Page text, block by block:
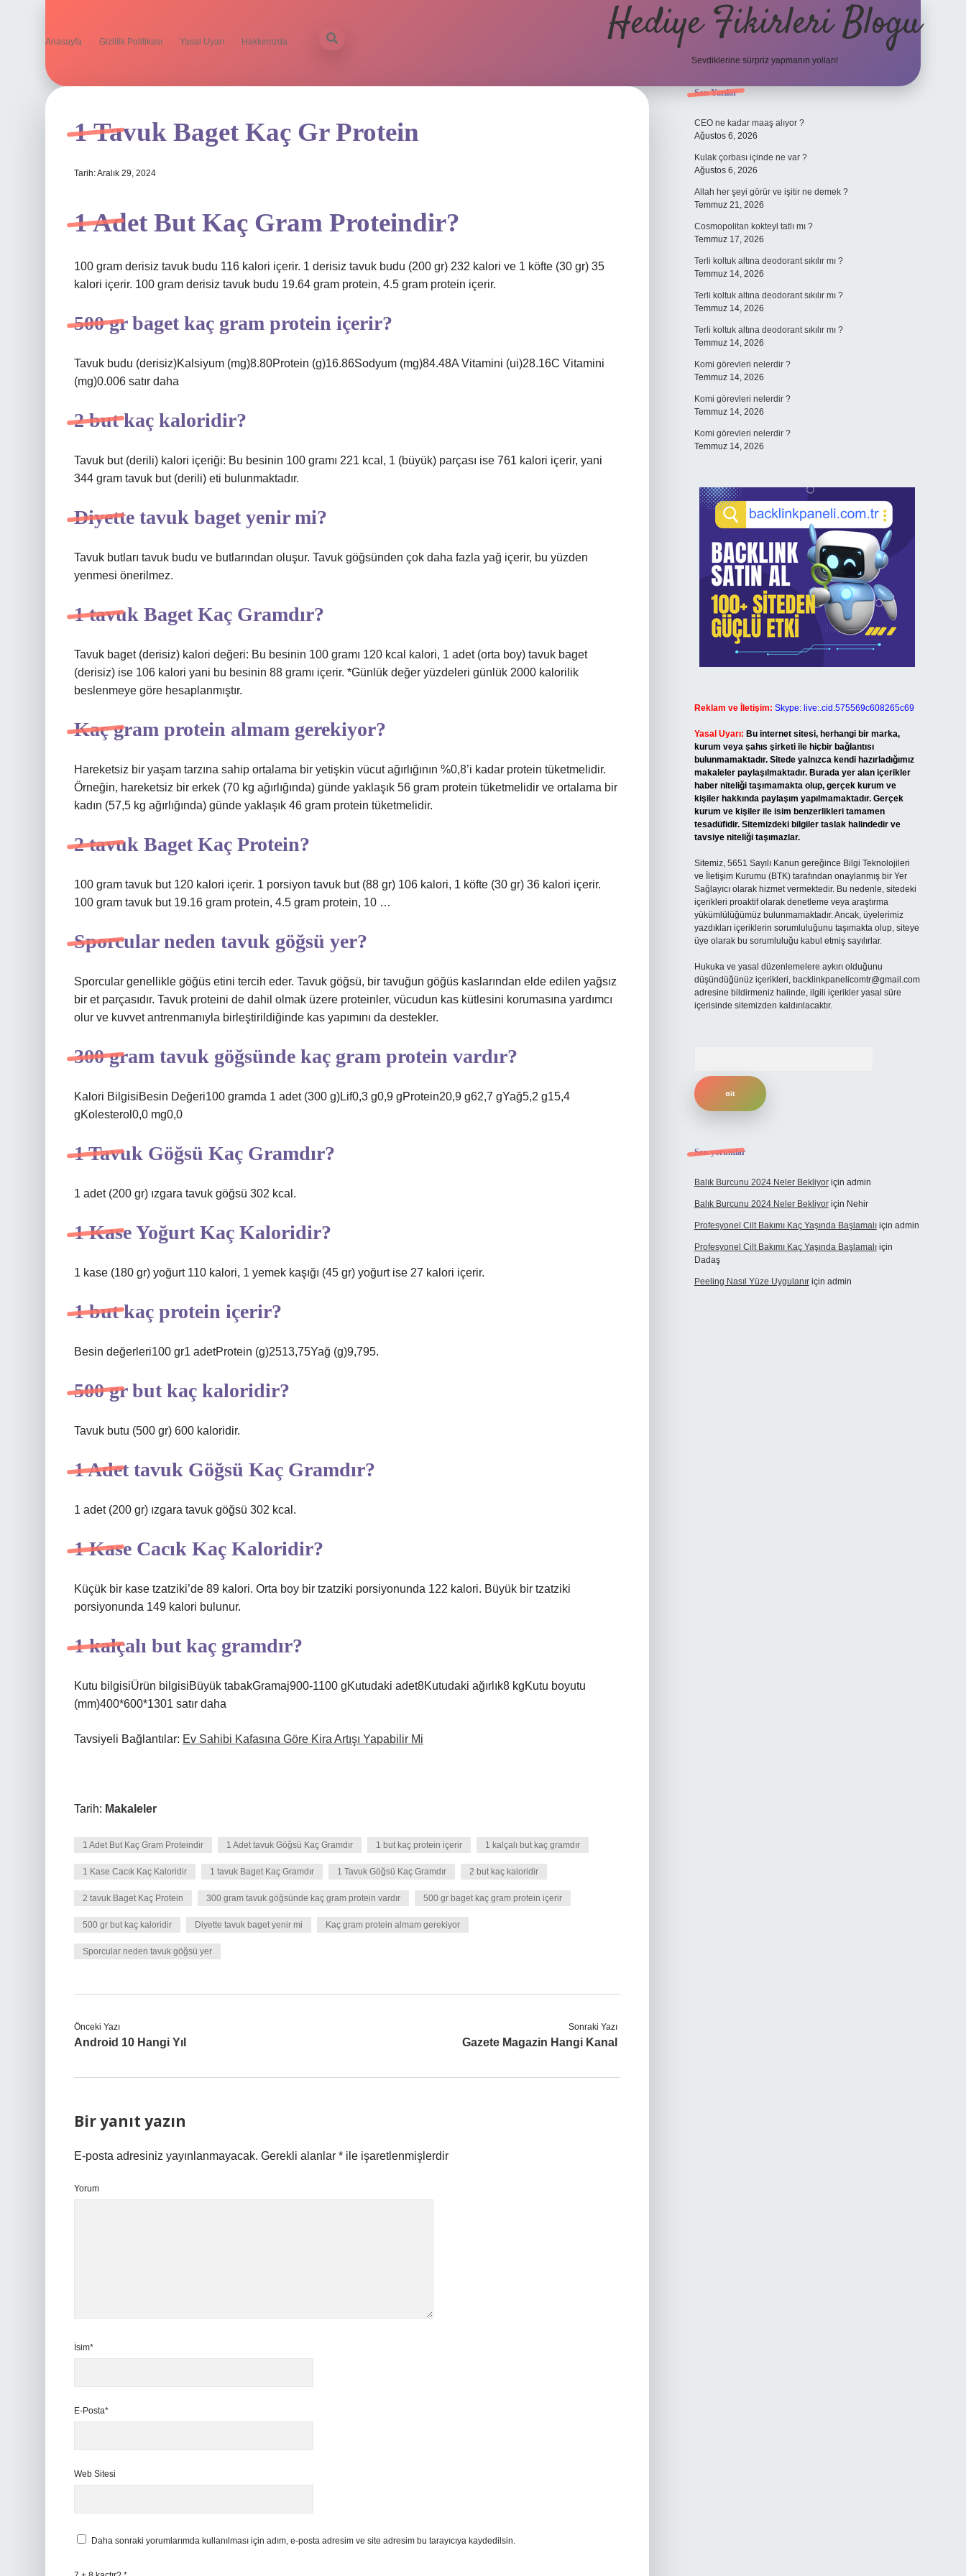
Anasayfa Gizlilik Politikası Yasal Uyarı Hakkımızda Hediye Fikirleri Blogu
Sevdiklerine sürpriz yapmanın yolları!
1 Tavuk Baget Kaç Gr Protein
Tarih: Aralık 29, 2024
1 Adet But Kaç Gram Proteindir?
100 gram derisiz tavuk budu 116 kalori içerir. 1 derisiz tavuk budu (200 gr) 232 kalori ve 1 köfte (30 gr) 35
kalori içerir. 100 gram derisiz tavuk budu 19.64 gram protein, 4.5 gram protein içerir.
500 gr baget kaç gram protein içerir?
Tavuk budu (derisiz)Kalsiyum (mg)8.80Protein (g)16.86Sodyum (mg)84.48A Vitamini (ui)28.16C Vitamini
(mg)0.006 satır daha
2 but kaç kaloridir?
Tavuk but (derili) kalori içeriği: Bu besinin 100 gramı 221 kcal, 1 (büyük) parçası ise 761 kalori içerir, yani
344 gram tavuk but (derili) eti bulunmaktadır.
Diyette tavuk baget yenir mi?
Tavuk butları tavuk budu ve butlarından oluşur. Tavuk göğsünden çok daha fazla yağ içerir, bu yüzden
yenmesi önerilmez.
1 tavuk Baget Kaç Gramdır?
Tavuk baget (derisiz) kalori değeri: Bu besinin 100 gramı 120 kcal kalori, 1 adet (orta boy) tavuk baget
(derisiz) ise 106 kalori yani bu besinin 88 gramı içerir. *Günlük değer yüzdeleri günlük 2000 kalorilik
beslenmeye göre hesaplanmıştır.
Kaç gram protein almam gerekiyor?
Hareketsiz bir yaşam tarzına sahip ortalama bir yetişkin vücut ağırlığının %0,8’i kadar protein tüketmelidir.
Örneğin, hareketsiz bir erkek (70 kg ağırlığında) günde yaklaşık 56 gram protein tüketmelidir ve ortalama bir
kadın (57,5 kg ağırlığında) günde yaklaşık 46 gram protein tüketmelidir.
2 tavuk Baget Kaç Protein?
100 gram tavuk but 120 kalori içerir. 1 porsiyon tavuk but (88 gr) 106 kalori, 1 köfte (30 gr) 36 kalori içerir.
100 gram tavuk but 19.16 gram protein, 4.5 gram protein, 10 …
Sporcular neden tavuk göğsü yer?
Sporcular genellikle göğüs etini tercih eder. Tavuk göğsü, bir tavuğun göğüs kaslarından elde edilen yağsız
bir et parçasıdır. Tavuk proteini de dahil olmak üzere proteinler, vücudun kas kütlesini korumasına yardımcı
olur ve kuvvet antrenmanıyla birleştirildiğinde kas yapımını da destekler.
300 gram tavuk göğsünde kaç gram protein vardır?
Kalori BilgisiBesin Değeri100 gramda 1 adet (300 g)Lif0,3 g0,9 gProtein20,9 g62,7 gYağ5,2 g15,4
gKolesterol0,0 mg0,0
1 Tavuk Göğsü Kaç Gramdır?
1 adet (200 gr) ızgara tavuk göğsü 302 kcal.
1 Kase Yoğurt Kaç Kaloridir?
1 kase (180 gr) yoğurt 110 kalori, 1 yemek kaşığı (45 gr) yoğurt ise 27 kalori içerir.
1 but kaç protein içerir?
Besin değerleri100 gr1 adetProtein (g)2513,75Yağ (g)9,795.
500 gr but kaç kaloridir?
Tavuk butu (500 gr) 600 kaloridir.
1 Adet tavuk Göğsü Kaç Gramdır?
1 adet (200 gr) ızgara tavuk göğsü 302 kcal.
1 Kase Cacık Kaç Kaloridir?
Küçük bir kase tzatziki’de 89 kalori. Orta boy bir tzatziki porsiyonunda 122 kalori. Büyük bir tzatziki
porsiyonunda 149 kalori bulunur.
1 kalçalı but kaç gramdır?
Kutu bilgisiÜrün bilgisiBüyük tabakGramaj900-1100 gKutudaki adet8Kutudaki ağırlık8 kgKutu boyutu
(mm)400*600*1301 satır daha
Tavsiyeli Bağlantılar: Ev Sahibi Kafasına Göre Kira Artışı Yapabilir Mi
Tarih: Makaleler
1 Adet But Kaç Gram Proteindir 1 Adet tavuk Göğsü Kaç Gramdır 1 but kaç protein içerir 1 kalçalı but kaç gramdır
1 Kase Cacık Kaç Kaloridir 1 tavuk Baget Kaç Gramdır 1 Tavuk Göğsü Kaç Gramdır 2 but kaç kaloridir
2 tavuk Baget Kaç Protein 300 gram tavuk göğsünde kaç gram protein vardır 500 gr baget kaç gram protein içerir
500 gr but kaç kaloridir Diyette tavuk baget yenir mi Kaç gram protein almam gerekiyor
Sporcular neden tavuk göğsü yer
Önceki Yazı
Android 10 Hangi Yıl
Sonraki Yazı
Gazete Magazin Hangi Kanal
Bir yanıt yazın
E-posta adresiniz yayınlanmayacak. Gerekli alanlar * ile işaretlenmişlerdir
Yorum
İsim*
E-Posta*
Web Sitesi
Daha sonraki yorumlarımda kullanılması için adım, e-posta adresim ve site adresim bu tarayıcıya kaydedilsin.
Sidebar
Son Yazılar
CEO ne kadar maaş alıyor ?
Ağustos 6, 2026
Kulak çorbası içinde ne var ?
Ağustos 6, 2026
Allah her şeyi görür ve işitir ne demek ?
Temmuz 21, 2026
Cosmopolitan kokteyl tatlı mı ?
Temmuz 17, 2026
Terli koltuk altına deodorant sıkılır mı ?
Temmuz 14, 2026
Terli koltuk altına deodorant sıkılır mı ?
Temmuz 14, 2026
Terli koltuk altına deodorant sıkılır mı ?
Temmuz 14, 2026
Komi görevleri nelerdir ?
Temmuz 14, 2026
Komi görevleri nelerdir ?
Temmuz 14, 2026
Komi görevleri nelerdir ?
Temmuz 14, 2026
Reklam ve İletişim: Skype: live:.cid.575569c608265c69
Yasal Uyarı: Bu internet sitesi, herhangi bir marka,
kurum veya şahıs şirketi ile hiçbir bağlantısı
bulunmamaktadır. Sitede yalnızca kendi hazırladığımız
makaleler paylaşılmaktadır. Burada yer alan içerikler
haber niteliği taşımamakta olup, gerçek kurum ve
kişiler hakkında paylaşım yapılmamaktadır. Gerçek
kurum ve kişiler ile isim benzerlikleri tamamen
tesadüfidir. Sitemizdeki bilgiler taslak halindedir ve
tavsiye niteliği taşımazlar.
Sitemiz, 5651 Sayılı Kanun gereğince Bilgi Teknolojileri
ve İletişim Kurumu (BTK) tarafından onaylanmış bir Yer
Sağlayıcı olarak hizmet vermektedir. Bu nedenle, sitedeki
içerikleri proaktif olarak denetleme veya araştırma
yükümlülüğümüz bulunmamaktadır. Ancak, üyelerimiz
yazdıkları içeriklerin sorumluluğunu taşımakta olup, siteye
üye olarak bu sorumluluğu kabul etmiş sayılırlar.
Hukuka ve yasal düzenlemelere aykırı olduğunu
düşündüğünüz içerikleri, backlinkpanelicomtr@gmail.com
adresine bildirmeniz halinde, ilgili içerikler yasal süre
içerisinde sitemizden kaldırılacaktır.
Son yorumlar
Balık Burcunu 2024 Neler Bekliyoriçin admin
Balık Burcunu 2024 Neler Bekliyoriçin Nehir
Profesyonel Cilt Bakımı Kaç Yaşında Başlamalıiçin admin
Profesyonel Cilt Bakımı Kaç Yaşında Başlamalıiçin
Dadaş
Peeling Nasıl Yüze Uygulanıriçin admin